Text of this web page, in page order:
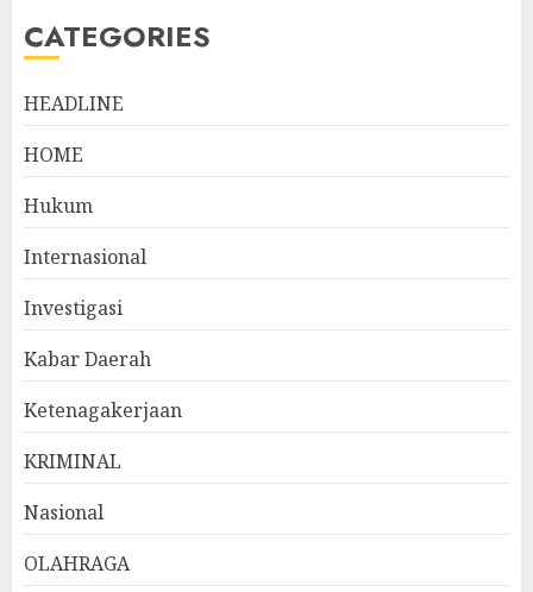
CATEGORIES
HEADLINE
HOME
Hukum
Internasional
Investigasi
Kabar Daerah
Ketenagakerjaan
KRIMINAL
Nasional
OLAHRAGA